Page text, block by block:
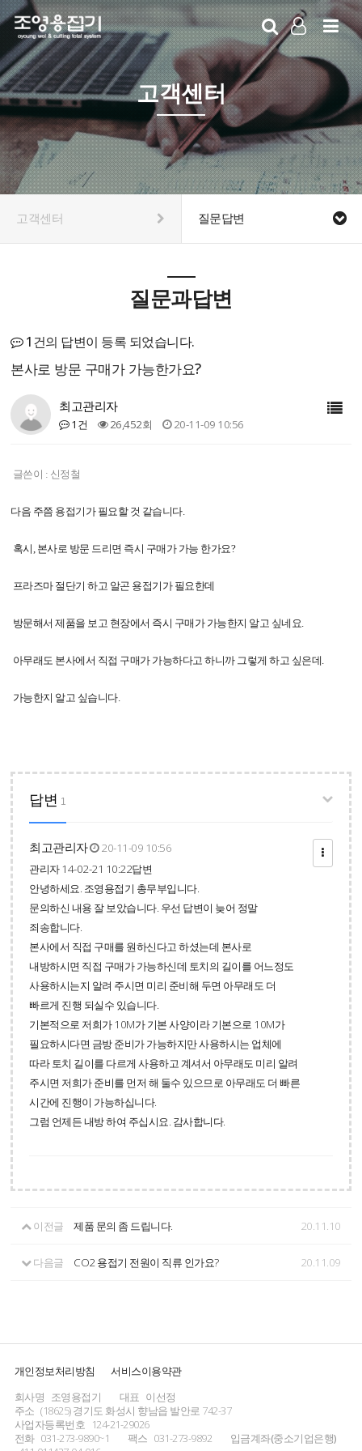
LOG IN
SIGN UP
고객센터
고객센터 질문답변
질문과답변
1건의 답변이 등록 되었습니다.
본사로 방문 구매가 가능한가요?
최고관리자
1건 26,452회 20-11-09 10:56
글쓴이 : 신정철
다음 주쯤 용접기가 필요할 것 같습니다.
혹시, 본사로 방문 드리면 즉시 구매가 가능 한가요?
프라즈마 절단기 하고 알곤 용접기가 필요한데
방문해서 제품을 보고 현장에서 즉시 구매가 가능한지 알고 싶네요.
아무래도 본사에서 직접 구매가 가능하다고 하니까 그렇게 하고 싶은데.
가능한지 알고 싶습니다.
답변 1
최고관리자
20-11-09 10:56
관리자 14-02-21 10:22답변
안녕하세요. 조영용접기 총무부입니다.
문의하신 내용 잘 보았습니다. 우선 답변이 늦어 정말
죄송합니다.
본사에서 직접 구매를 원하신다고 하셨는데 본사로
내방하시면 직접 구매가 가능하신데 토치의 길이를 어느정도
사용하시는지 알려 주시면 미리 준비해 두면 아무래도 더
빠르게 진행 되실수 있습니다.
기본적으로 저희가 10M가 기본 사양이라 기본으로 10M가
필요하시다면 금방 준비가 가능하지만 사용하시는 업체에
따라 토치 길이를 다르게 사용하고 계셔서 아무래도 미리 알려
주시면 저희가 준비를 먼저 해 둘수 있으므로 아무래도 더 빠른
시간에 진행이 가능하십니다.
그럼 언제든 내방 하여 주십시요. 감사합니다.
이전글 제품 문의 좀 드립니다. 20.11.10
다음글 CO2 용접기 전원이 직류 인가요? 20.11.09
개인정보처리방침
서비스이용약관
회사명 조영용접기 대표 이선정
주소 (18625) 경기도 화성시 향남읍 발안로 742-37
사업자등록번호 124-21-29026
전화 031-273-9890~1 팩스 031-273-9892
입금계좌(중소기업은행)